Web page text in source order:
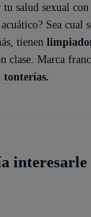
tu salud sexual
Sea
tienen
clase. Marca
tonterías.
interesarle